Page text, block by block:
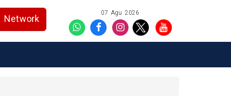
Network 07 Agu 2026